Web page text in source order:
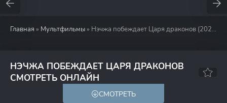
Главная » Мультфильмы » Нэчжа побеждает Царя драконов (2025)
НЭЧЖА ПОБЕЖДАЕТ ЦАРЯ ДРАКОНОВ
СМОТРЕТЬ ОНЛАЙН
8.4 80
СМОТРЕТЬ